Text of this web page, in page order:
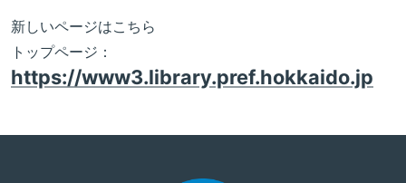
新しいページはこちら
トップページ：
https://www3.library.pref.hokkaido.jp